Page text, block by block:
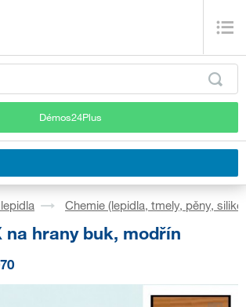
Démos24Plus
Chemie (lepidla, tmely, pěny,
na hrany buk, modřín